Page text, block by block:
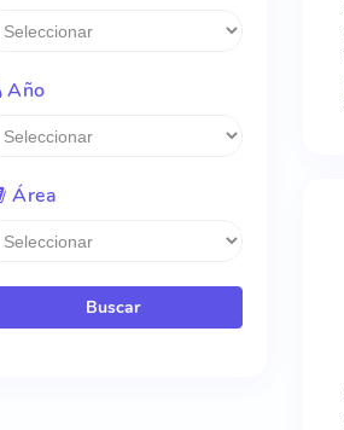
Año
Área
Buscar